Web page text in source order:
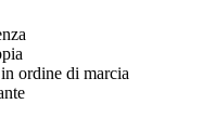
ordine di marcia